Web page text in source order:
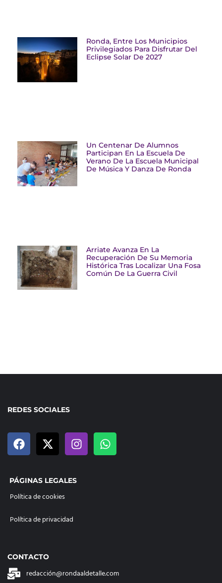
Ronda, Entre Los Municipios
Privilegiados Para Disfrutar Del
Eclipse Solar De 2027
Un Centenar De Alumnos
Participan En La Escuela De
Verano De La Escuela Municipal
De Música Y Danza De Ronda
Arriate Avanza En La
Recuperación De Su Memoria
Histórica Tras Localizar Una Fosa
Común De La Guerra Civil
REDES SOCIALES
PÁGINAS LEGALES
Política de cookies
Política de privacidad
CONTACTO
redacción@rondaaldetalle.com